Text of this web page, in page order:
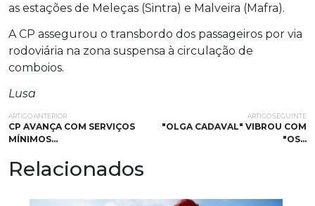
as estações de Meleças (Sintra) e Malveira (Mafra).
A CP assegurou o transbordo dos passageiros por via
rodoviária na zona suspensa à circulação de
comboios.
Lusa
ARTIGO ANTERIOR
CP AVANÇA COM SERVIÇOS
MÍNIMOS…
ARTIGO SEGUINTE
"OLGA CADAVAL" VIBROU COM
"OS…
Relacionados